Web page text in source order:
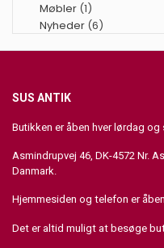
Møbler (1)
Nyheder (6)
SUS ANTIK
Butikken er åben hver lørdag og
Asmindrupvej 46, DK-4572 Nr.
Danmark.
Hjemmesiden og telefon er
Det er altid muligt at besøge